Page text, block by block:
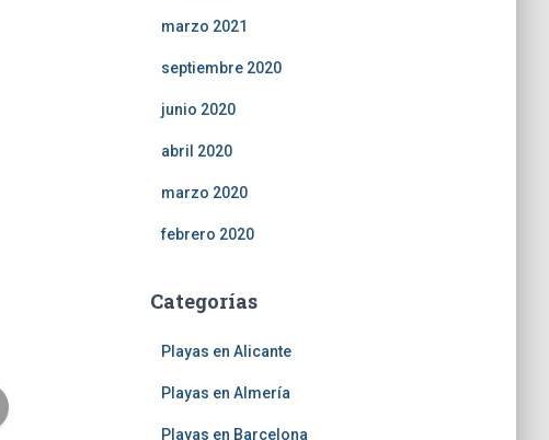
marzo 2021
septiembre 2020
junio 2020
abril 2020
marzo 2020
febrero 2020
Categorías
Playas en Alicante
Playas en Almería
Playas en Barcelona